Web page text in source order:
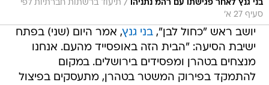
בני גנץ לאחר פגישתו עם רהמ נתניהו / תיעוד ברשתות חברתיות לפי
סעיף 27 א'
יושב ראש "כחול לבן",בני גנץ, אמר היום (שני) בפתח
ישיבת הסיעה: "הבית הזה באופסייד מהעם. אנחנו
מנצחים בטהרן ומפסידים בירושלים. במקום
להתמקד בפירוק המשטר בטהרן, מתעסקים בפיצול